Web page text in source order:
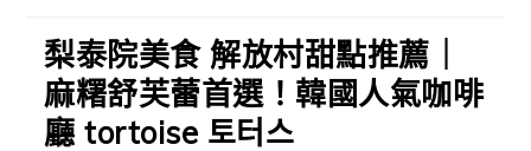
梨泰院美食 解放村甜點推薦｜
麻糬舒芙蕾首選！韓國人氣咖啡
廳 tortoise 토터스